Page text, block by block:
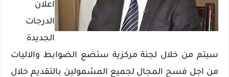
اعلان
الدرجات
الجديدة
سيتم من خلال لجنة مركزية ستضع الضوابط والاليات
من اجل فسح المجال لجميع المشمولين بالتقديم خلال